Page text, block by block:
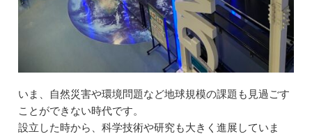
いま、自然災害や環境問題など地球規模の課題も見過ごす
ことができない時代です。
設立した時から、科学技術や研究も大きく進展していま